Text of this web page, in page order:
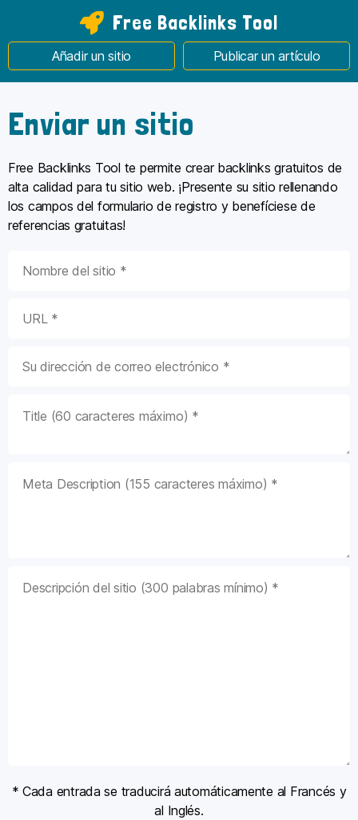
Free Backlinks Tool
Añadir un sitio Publicar un artículo
Enviar un sitio
Free Backlinks Tool te permite crear backlinks gratuitos de
alta calidad para tu sitio web. ¡Presente su sitio rellenando
los campos del formulario de registro y benefíciese de
referencias gratuitas!
* Cada entrada se traducirá automáticamente al Francés y
al Inglés.